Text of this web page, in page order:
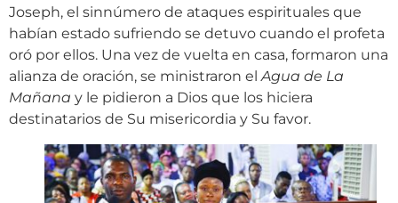
Joseph, el sinnúmero de ataques espirituales que
habían estado sufriendo se detuvo cuando el profeta
oró por ellos. Una vez de vuelta en casa, formaron una
alianza de oración, se ministraron el Agua de La
Mañana y le pidieron a Dios que los hiciera
destinatarios de Su misericordia y Su favor.